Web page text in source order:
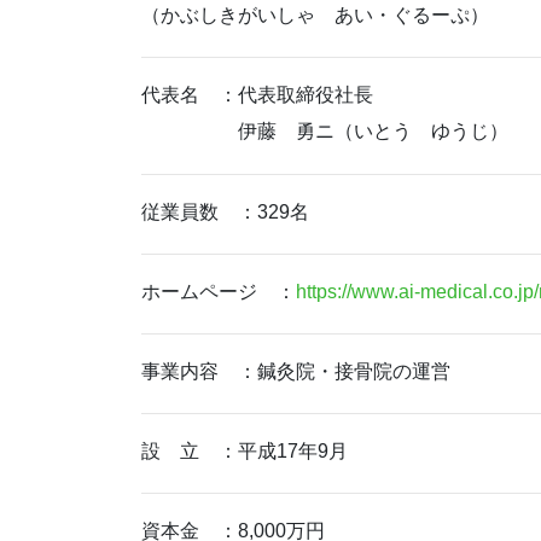
（かぶしきがいしゃ あい・ぐるーぷ）
代表名 ：代表取締役社長
伊藤 勇ニ（いとう ゆうじ）
従業員数 ：329名
ホームページ ： https://www.ai-
事業内容 ：鍼灸院・接骨院の運営
設 立 ：平成17年9月
資本金 ：8,000万円